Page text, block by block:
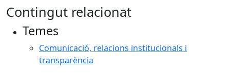
Contingut relacionat
Temes
Comunicació, relacions institucionals i
transparència